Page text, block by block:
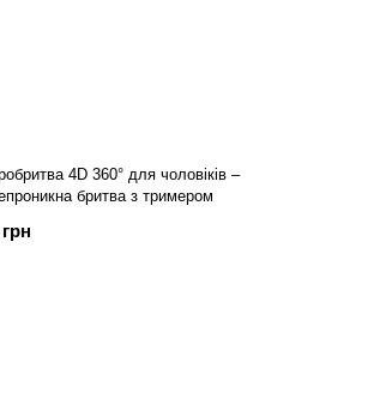
4D 360° для чоловіків –
бритва з тримером